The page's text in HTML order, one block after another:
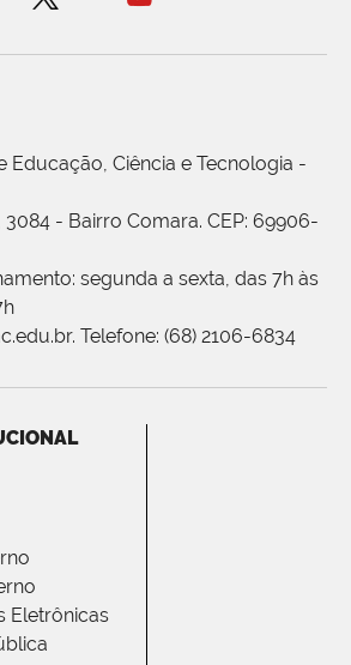
Educação, Ciência e Tecnologia -
- Bairro Comara. CEP: 69906-
segunda a sexta, das 7h às
Telefone: (68) 2106-6834
Eletrônicas